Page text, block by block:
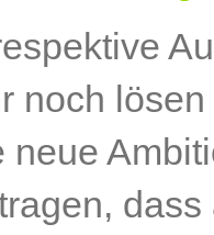
noch lösen
neue